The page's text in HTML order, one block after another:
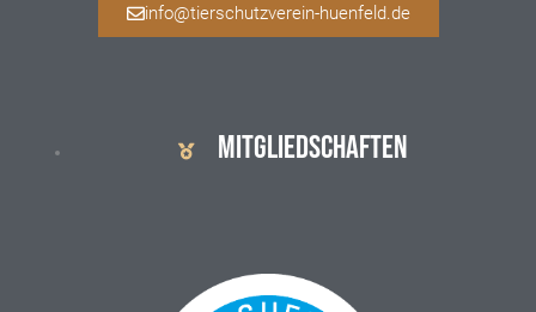
info@tierschutzverein-huenfeld.de
MITGLIEDSCHAFTEN